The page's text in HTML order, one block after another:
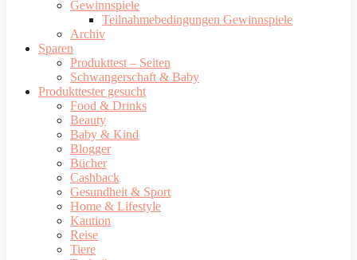
Gewinnspiele
Teilnahmebedingungen Gewinnspiele
Archiv
Sparen
Produkttest – Seiten
Schwangerschaft & Baby
Produkttester gesucht
Food & Drinks
Beauty
Baby & Kind
Blogger
Bücher
Cashback
Gesundheit & Sport
Home & Lifestyle
Kaution
Reise
Tiere